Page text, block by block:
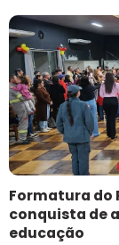
Formatura do
conquista de
educação